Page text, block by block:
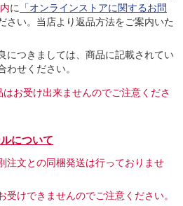
に 「オンラインストアに関するお問
さい。当店より返品方法をご案内いた
につきましては、商品に記載されてい
わせください。
お受け出来ませんのでご注意くださ
について
注文との同梱発送は行っておりませ
受けできませんのでご注意ください。